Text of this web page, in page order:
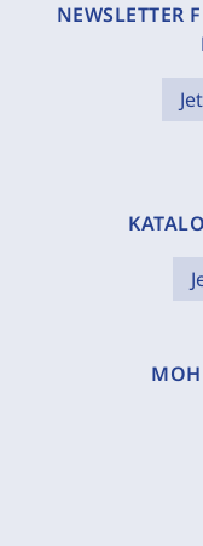
NEWSLETTER